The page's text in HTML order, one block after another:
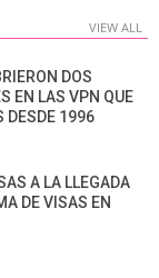
VIEW ALL
DOS
EN LAS VPN QUE
DESDE 1996
A LA LLEGADA
DE VISAS EN